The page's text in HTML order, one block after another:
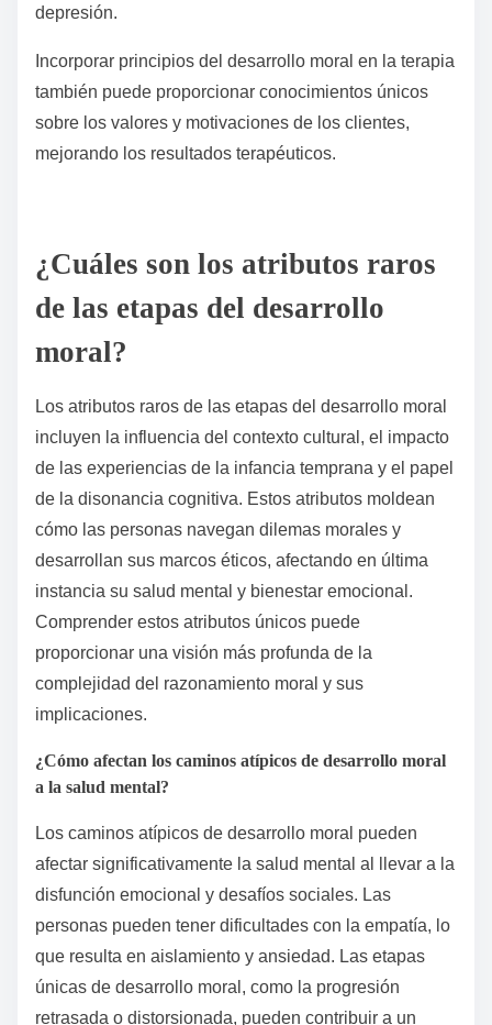
resiliencia emocional y conexiones sociales más
fuertes, que son críticas para la salud mental. La
investigación indica que las personas involucradas en
el servicio comunitario informan niveles más altos de
Incorporar principios del desarrollo moral en la terapia
también puede proporcionar conocimientos únicos
sobre los valores y motivaciones de los clientes,
mejorando los resultados terapéuticos.
¿Cuáles son los atributos raros
de las etapas del desarrollo
moral?
incluyen la influencia del contexto cultural, el impacto
de las experiencias de la infancia temprana y el papel
de la disonancia cognitiva. Estos atributos moldean
cómo las personas navegan dilemas morales y
desarrollan sus marcos éticos, afectando en última
instancia su salud mental y bienestar emocional.